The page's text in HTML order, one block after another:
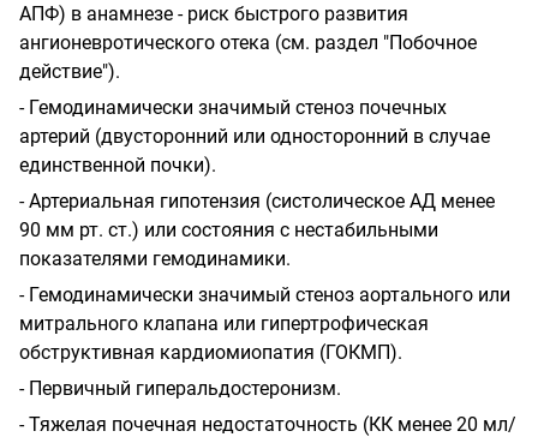
АПФ) в анамнезе - риск быстрого развития
ангионевротического отека (см. раздел "Побочное
действие").
- Гемодинамически значимый стеноз почечных
артерий (двусторонний или односторонний в случае
единственной почки).
- Артериальная гипотензия (систолическое АД менее
90 мм рт. ст.) или состояния с нестабильными
показателями гемодинамики.
- Гемодинамически значимый стеноз аортального или
митрального клапана или гипертрофическая
обструктивная кардиомиопатия (ГОКМП).
- Первичный гиперальдостеронизм.
- Тяжелая почечная недостаточность (КК менее 20 мл/